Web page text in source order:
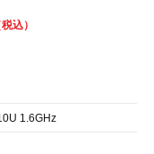
1.6GHz